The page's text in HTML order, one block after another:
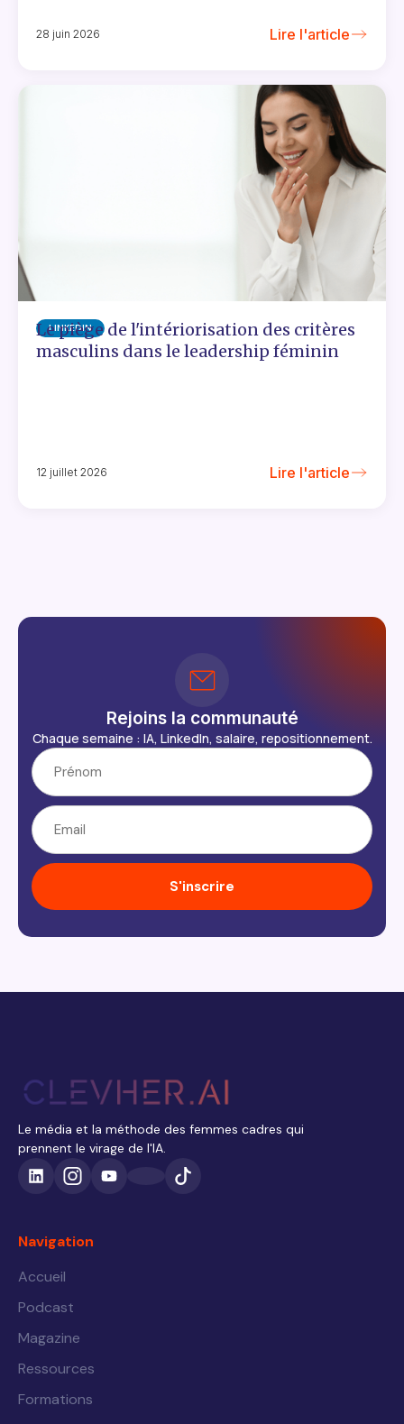
28 juin 2026 Lire l'article
LINKEDIN
Le piège de l'intériorisation des critères
masculins dans le leadership féminin
12 juillet 2026 Lire l'article
Rejoins la communauté
Chaque semaine : IA, LinkedIn, salaire, repositionnement.
S'inscrire
Le média et la méthode des femmes cadres qui
prennent le virage de l'IA.
Navigation
Accueil
Podcast
Magazine
Ressources
Formations